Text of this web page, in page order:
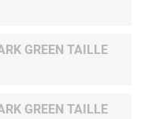
GREEN TAILLE
GREEN TAILLE